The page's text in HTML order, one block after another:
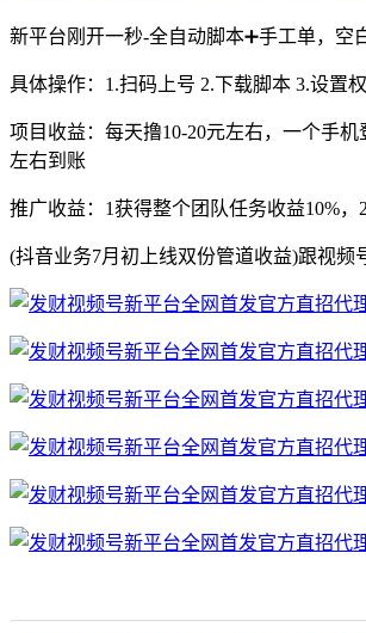
新平台刚开一秒-全自动脚本➕手工单，空
具体操作：1.扫码上号 2.下载脚本 3.设置
项目收益：每天撸10-20元左右，一个手
左右到账
推广收益：1获得整个团队任务收益10%
(抖音业务7月初上线双份管道收益)跟视频